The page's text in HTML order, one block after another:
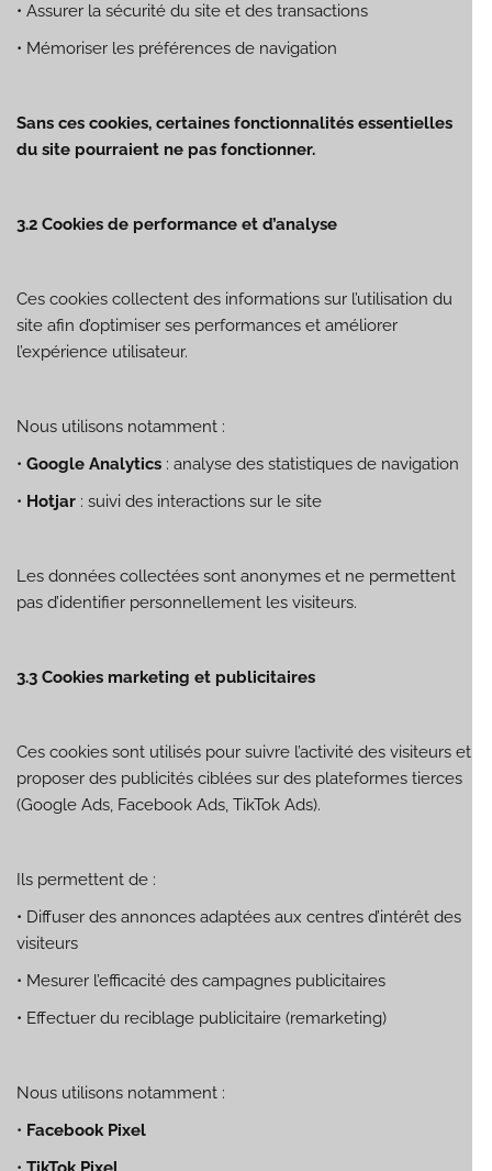
• Assurer la sécurité du site et des transactions
• Mémoriser les préférences de navigation
Sans ces cookies, certaines fonctionnalités essentielles
du site pourraient ne pas fonctionner.
3.2 Cookies de performance et d’analyse
Ces cookies collectent des informations sur l’utilisation du
site afin d’optimiser ses performances et améliorer
l’expérience utilisateur.
Nous utilisons notamment :
• Google Analytics : analyse des statistiques de navigation
• Hotjar : suivi des interactions sur le site
Les données collectées sont anonymes et ne permettent
pas d’identifier personnellement les visiteurs.
3.3 Cookies marketing et publicitaires
Ces cookies sont utilisés pour suivre l’activité des visiteurs et
proposer des publicités ciblées sur des plateformes tierces
(Google Ads, Facebook Ads, TikTok Ads).
Ils permettent de :
• Diffuser des annonces adaptées aux centres d’intérêt des
visiteurs
• Mesurer l’efficacité des campagnes publicitaires
• Effectuer du reciblage publicitaire (remarketing)
Nous utilisons notamment :
• Facebook Pixel